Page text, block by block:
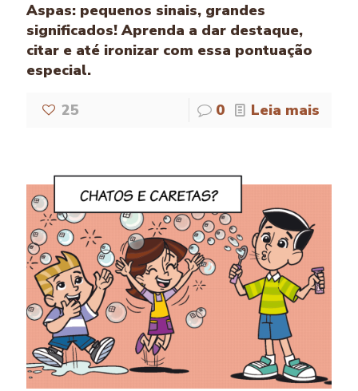
Aspas: pequenos sinais, grandes
significados! Aprenda a dar destaque,
citar e até ironizar com essa pontuação
especial.
25 0 Leia mais